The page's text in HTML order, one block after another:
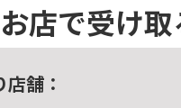
お店で受け取
舗：